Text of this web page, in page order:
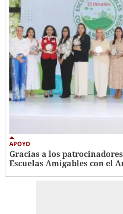
APOYO
Gracias a los
Escuelas Amigables con el